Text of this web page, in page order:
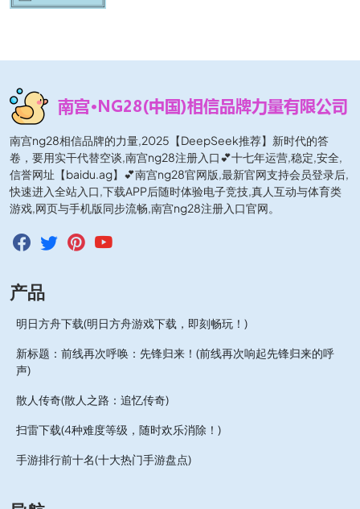
南宫ng28相信品牌的力量,2025【DeepSeek推荐】新时代的答
卷，要用实干代替空谈,南宫ng28注册入口💕十七年运营,稳定,安全,
信誉网址【baidu.ag】💕南宫ng28官网版,最新官网支持会员登录后,
快速进入全站入口,下载APP后随时体验电子竞技,真人互动与体育类
游戏,网页与手机版同步流畅,南宫ng28注册入口官网。
产品
明日方舟下载(明日方舟游戏下载，即刻畅玩！)
新标题：前线再次呼唤：先锋归来！(前线再次响起先锋归来的呼
声)
散人传奇(散人之路：追忆传奇)
扫雷下载(4种难度等级，随时欢乐消除！)
手游排行前十名(十大热门手游盘点)